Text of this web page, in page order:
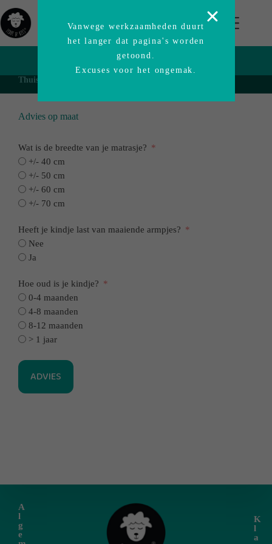
Thuishaven
ADVIES OP MAAT
Advies op maat
Wat is de breedte van je matrasje?
+/- 40 cm
+/- 50 cm
+/- 60 cm
+/- 70 cm
Heeft je kindje last van maaiende armpjes?
Nee
Ja
Hoe oud is je kindje?
0-4 maanden
4-8 maanden
8-12 maanden
> 1 jaar
ADVIES
A
l
g
e
K
l
a
Vanwege werkzaamheden duurt
het langer dat pagina's worden
getoond.
Excuses voor het ongemak.